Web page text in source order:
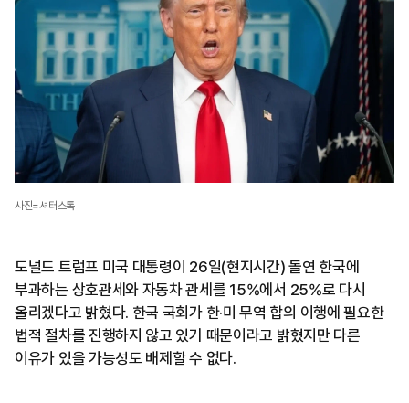
사진=셔터스톡
도널드 트럼프 미국 대통령이 26일(현지시간) 돌연 한국에
부과하는 상호관세와 자동차 관세를 15%에서 25%로 다시
올리겠다고 밝혔다. 한국 국회가 한·미 무역 합의 이행에 필요한
법적 절차를 진행하지 않고 있기 때문이라고 밝혔지만 다른
이유가 있을 가능성도 배제할 수 없다.